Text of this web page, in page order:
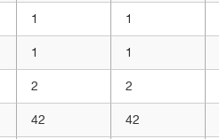
1 1
1 1
2 2
42 42